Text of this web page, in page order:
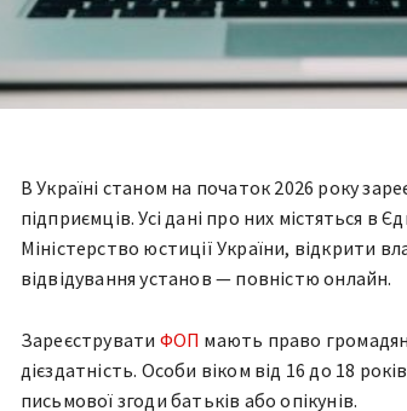
В Україні станом на початок 2026 року
підприємців. Усі дані про них містяться в
Міністерство юстиції України, відкрити
відвідування установ — повністю онлайн.
Зареєструвати ФОП мають право
дієздатність. Особи віком від 16 до 18
письмової згоди батьків або опікунів.